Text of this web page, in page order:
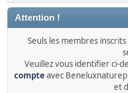
Attention !
Seuls les membres
Veuillez vous identifier ci-
compteavec
et